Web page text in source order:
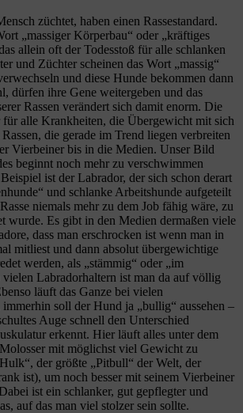
züchtet, haben einen Rassestandard.
„massiger Körperbau“ oder „kräftiges
allein oft der Todesstoß für alle schlanken
und Züchter scheinen das Wort „massig“
und diese Hunde bekommen dann
dürfen ihre Gene weitergeben und das
Rassen verändert sich damit enorm. Die
für alle Krankheiten, die Übergewicht mit sich
die gerade im Trend liegen verbreiten
Vierbeiner bis in die Medien. Unser Bild
beginnt noch mehr zu verschwimmen
ist der Labrador, der sich schon derart
und schlanke Arbeitshunde aufgeteilt
niemals mehr zu dem Job fähig wäre, zu
wurde. Es gibt in den Medien dermaßen viele
dass man erschrocken ist wenn man in
mitliest und dann absolut übergewichtige
werden, als „stämmig“ oder „im
vielen Labradorhaltern ist man da auf völlig
läuft das Ganze bei vielen
immerhin soll der Hund ja „bullig“ aussehen –
Auge schnell den Unterschied
erkennt. Hier läuft alles unter dem
mit möglichst viel Gewicht zu
der größte „Pitbull“ der Welt, der
ist), um noch besser mit seinem Vierbeiner
ist ein schlanker, gut gepflegter und
auf das man viel stolzer sein sollte.